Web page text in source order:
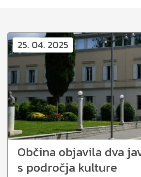
25. 04. 2025
Občina objavila dva
s področja kulture